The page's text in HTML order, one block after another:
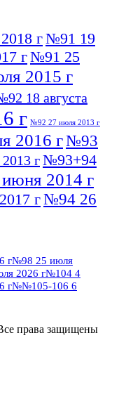
г№91 19
г№91 25
2015 г
18 августа
г №92 27 июля 2013 г
2016 г№93
г№93+94
2014 г
г№94 26
3 августа
9 августа
2012 г
г№98 25 июля
2026 г№104 4
г№№105-106 6
права защищены